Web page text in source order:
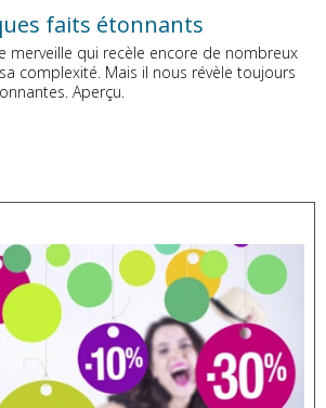
faits étonnants
merveille qui recèle encore de nombreux
complexité. Mais il nous révèle toujours
Aperçu.